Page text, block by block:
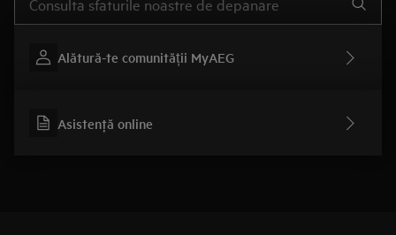
Alătură-te comunității MyAEG
Asistenţă online